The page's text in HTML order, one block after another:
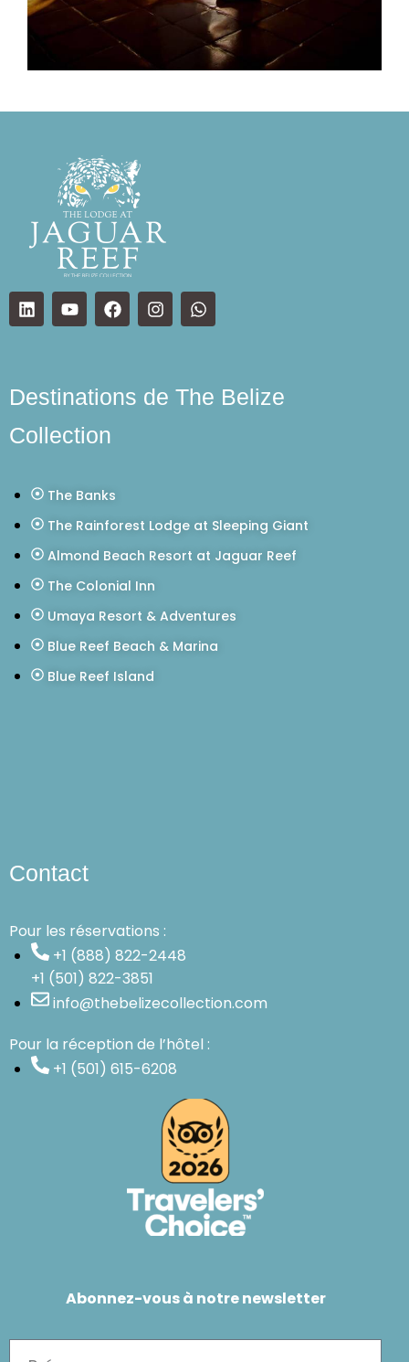
Destinations de The Belize
Collection
The Banks
The Rainforest Lodge at Sleeping Giant
Almond Beach Resort at Jaguar Reef
The Colonial Inn
Umaya Resort & Adventures
Blue Reef Beach & Marina
Blue Reef Island
Contact
Pour les réservations :
+1 (888) 822-2448
+1 (501) 822-3851
info@thebelizecollection.com
Pour la réception de l’hôtel :
+1 (501) 615-6208
Abonnez-vous à notre newsletter